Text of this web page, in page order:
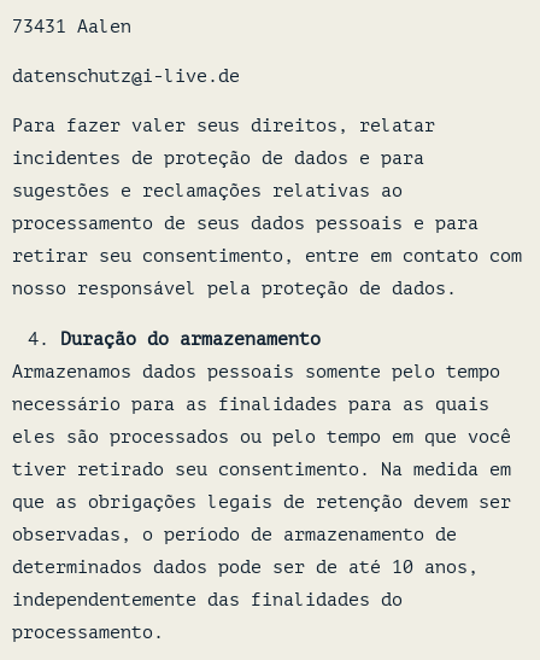
73431 Aalen
datenschutz@i-live.de
Para fazer valer seus direitos, relatar
incidentes de proteção de dados e para
sugestões e reclamações relativas ao
processamento de seus dados pessoais e para
retirar seu consentimento, entre em contato com
nosso responsável pela proteção de dados.
Duração do armazenamento
Armazenamos dados pessoais somente pelo tempo
necessário para as finalidades para as quais
eles são processados ou pelo tempo em que você
tiver retirado seu consentimento. Na medida em
que as obrigações legais de retenção devem ser
observadas, o período de armazenamento de
determinados dados pode ser de até 10 anos,
independentemente das finalidades do
processamento.